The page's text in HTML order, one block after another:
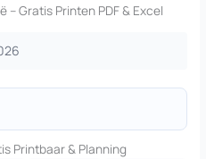
– Gratis Printen PDF & Excel
Printbaar & Planning